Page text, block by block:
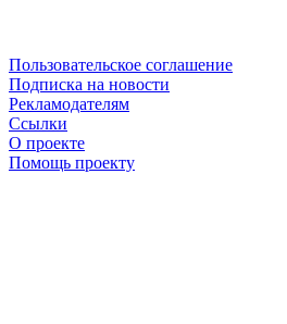
Пользовательское соглашение
Подписка на новости
Рекламодателям
Ссылки
О проекте
Помощь проекту